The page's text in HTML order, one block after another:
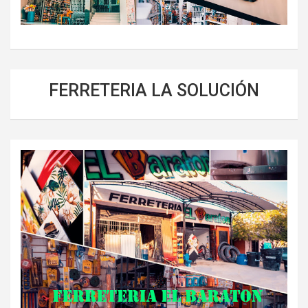
FERRETERIA LA SOLUCIÓN